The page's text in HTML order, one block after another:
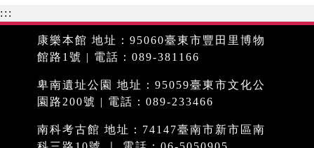
:::
康樂本館 地址：95060臺東市豐田里博物
館路1號 | 電話：089-381166
卑南遺址公園 地址：95059臺東市文化公
園路200號 | 電話：089-233466
南科考古館 地址：74147臺南市新市區南